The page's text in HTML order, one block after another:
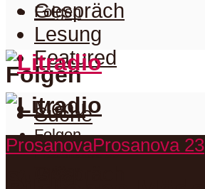
Folgen
Folgen
Folgen
Facebook
Gespräch
Lesung
Featured
Menu
Suche
Podcasts
ProsanovaProsanova 23